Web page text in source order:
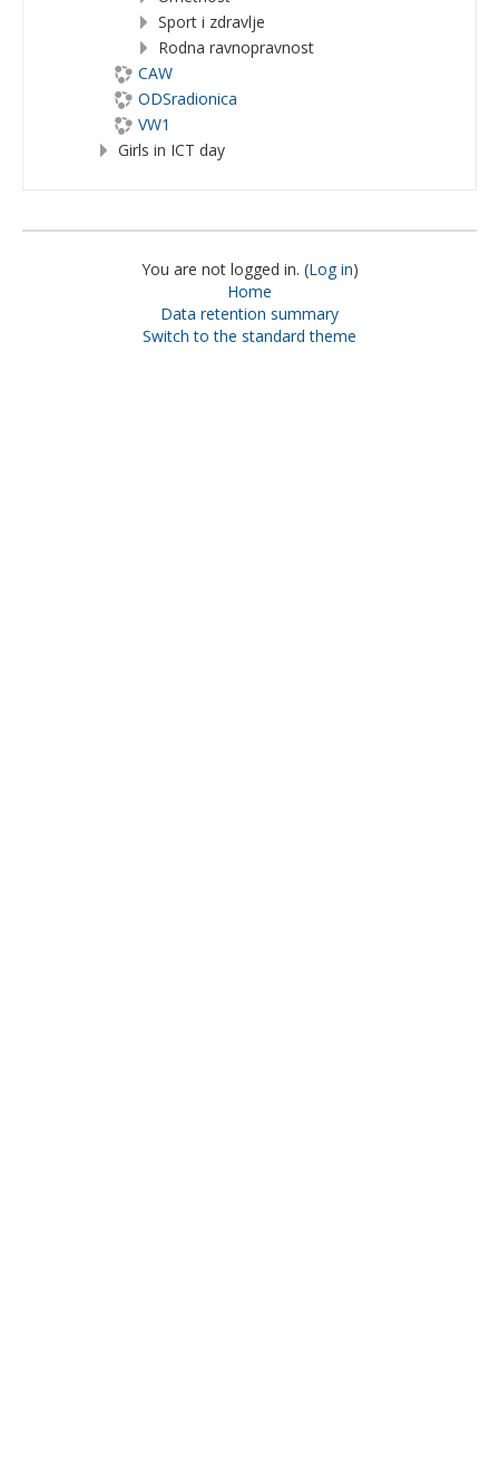
Sport i zdravlje
Rodna ravnopravnost
CAW
ODSradionica
VW1
Girls in ICT day
You are not logged in. (Log in)
Home
Data retention summary
Switch to the standard theme